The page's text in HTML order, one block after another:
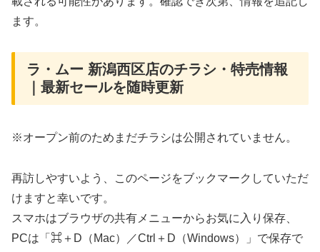
ます。
ラ・ムー 新潟西区店のチラシ・特売情報
｜最新セールを随時更新
※オープン前のためまだチラシは公開されていません。
再訪しやすいよう、このページをブックマークしていただ
けますと幸いです。
スマホはブラウザの共有メニューからお気に入り保存、
PCは「⌘＋D（Mac）／Ctrl＋D（Windows）」で保存で